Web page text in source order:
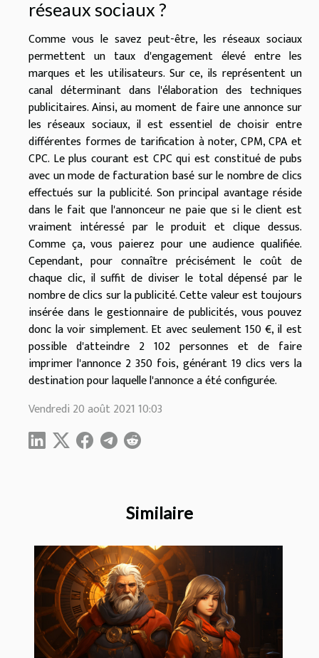
Similaire
réseaux sociaux ?
Comme vous le savez peut-être, les réseaux sociaux
permettent un taux d'engagement élevé entre les
marques et les utilisateurs. Sur ce, ils représentent un
canal déterminant dans l'élaboration des techniques
publicitaires. Ainsi, au moment de faire une annonce sur
les réseaux sociaux, il est essentiel de choisir entre
différentes formes de tarification à noter, CPM, CPA et
CPC. Le plus courant est CPC qui est constitué de pubs
avec un mode de facturation basé sur le nombre de clics
effectués sur la publicité. Son principal avantage réside
dans le fait que l'annonceur ne paie que si le client est
vraiment intéressé par le produit et clique dessus.
Comme ça, vous paierez pour une audience qualifiée.
Cependant, pour connaître précisément le coût de
chaque clic, il suffit de diviser le total dépensé par le
nombre de clics sur la publicité. Cette valeur est toujours
insérée dans le gestionnaire de publicités, vous pouvez
donc la voir simplement. Et avec seulement 150 €, il est
possible d'atteindre 2 102 personnes et de faire
imprimer l'annonce 2 350 fois, générant 19 clics vers la
destination pour laquelle l'annonce a été configurée.
Vendredi 20 août 2021 10:03